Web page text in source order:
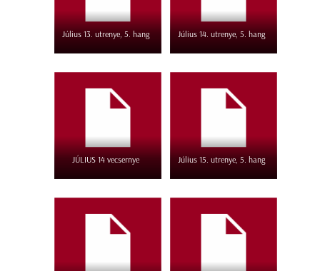
Július 13. utrenye, 5. hang Július 14. utrenye, 5. hang
JÚLIUS 14 vecsernye Július 15. utrenye, 5. hang